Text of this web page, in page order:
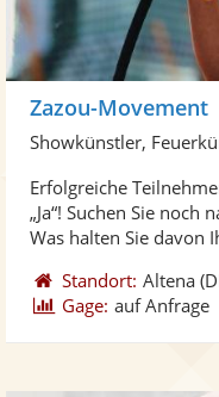
Zazou-Movement
Showkünstler,
Erfolgreiche
„Ja“! Suchen Sie
Was halten Sie davon
Standort: Altena
Gage: auf Anfrage